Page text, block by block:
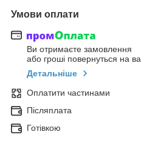
Умови оплати
Ви отримаєте замовлення
або гроші повернуться на
Детальніше
Оплатити частинами
Післяплата
Готівкою